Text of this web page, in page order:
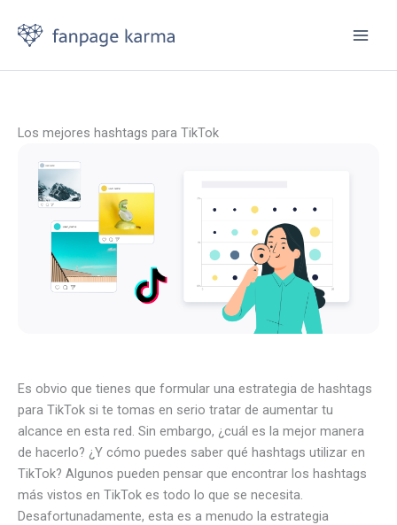
contenido
Los mejores hashtags para TikTok
Es obvio que tienes que formular una estrategia de hashtags
para TikTok si te tomas en serio tratar de aumentar tu
alcance en esta red. Sin embargo, ¿cuál es la mejor manera
de hacerlo? ¿Y cómo puedes saber qué hashtags utilizar en
TikTok? Algunos pueden pensar que encontrar los hashtags
más vistos en TikTok es todo lo que se necesita.
Desafortunadamente, esta es a menudo la estrategia